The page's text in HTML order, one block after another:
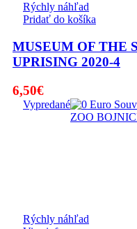
Rýchly náhľad
Pridať do košíka
MUSEUM OF THE
UPRISING 2020-4
6,50€
Vypredané
Rýchly náhľad